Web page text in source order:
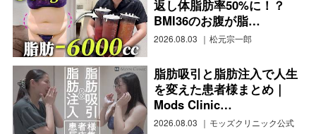
返し体脂肪率50%に！？
BMI36のお腹が脂…
2026.08.03 松元宗一郎
脂肪吸引と脂肪注入で人生
を変えた患者様まとめ｜
Mods Clinic…
2026.08.03 モッズクリニック公式